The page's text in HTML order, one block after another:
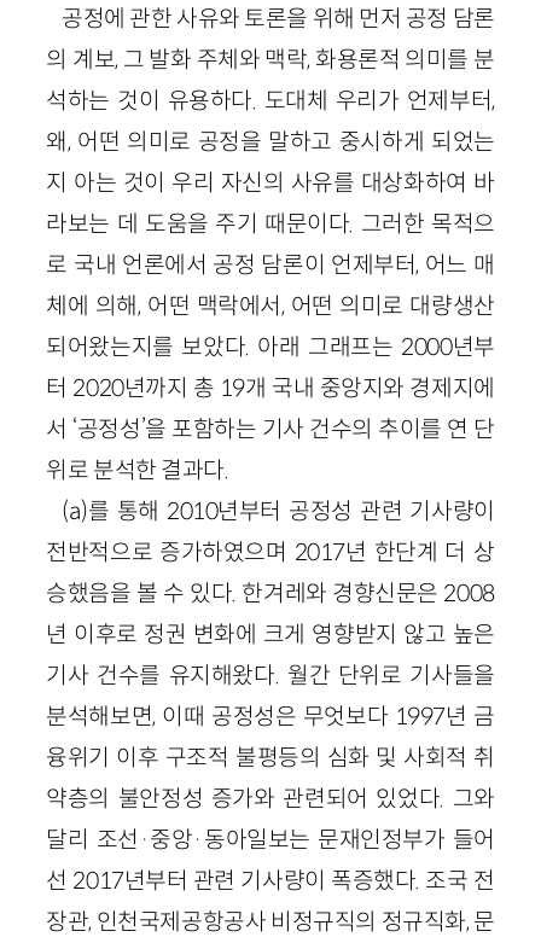
공정에 관한 사유와 토론을 위해 먼저 공정 담론
의 계보, 그 발화 주체와 맥락, 화용론적 의미를 분
석하는 것이 유용하다. 도대체 우리가 언제부터,
왜, 어떤 의미로 공정을 말하고 중시하게 되었는
지 아는 것이 우리 자신의 사유를 대상화하여 바
라보는 데 도움을 주기 때문이다. 그러한 목적으
로 국내 언론에서 공정 담론이 언제부터, 어느 매
체에 의해, 어떤 맥락에서, 어떤 의미로 대량생산
되어왔는지를 보았다. 아래 그래프는 2000년부
터 2020년까지 총 19개 국내 중앙지와 경제지에
서 ‘공정성’을 포함하는 기사 건수의 추이를 연 단
위로 분석한 결과다.
(a)를 통해 2010년부터 공정성 관련 기사량이
전반적으로 증가하였으며 2017년 한단계 더 상
승했음을 볼 수 있다. 한겨레와 경향신문은 2008
년 이후로 정권 변화에 크게 영향받지 않고 높은
기사 건수를 유지해왔다. 월간 단위로 기사들을
분석해보면, 이때 공정성은 무엇보다 1997년 금
융위기 이후 구조적 불평등의 심화 및 사회적 취
약층의 불안정성 증가와 관련되어 있었다. 그와
달리 조선·중앙·동아일보는 문재인정부가 들어
선 2017년부터 관련 기사량이 폭증했다. 조국 전
장관, 인천국제공항공사 비정규직의 정규직화, 문